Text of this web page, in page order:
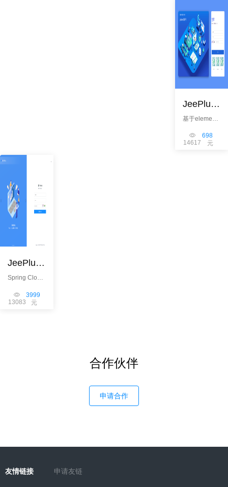
JeePlus Vue2
基于element
springboot2.
0构建。和
14617
698
元
JeePlus微服务
Spring Cloud
Vue3 +
Element Plus
+ Spring
13083
3999
元
合作伙伴
申请合作
友情链接 申请友链